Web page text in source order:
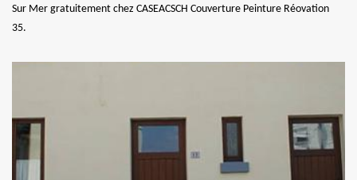
Sur Mer gratuitement chez CASEACSCH Couverture Peinture Réovation
35.